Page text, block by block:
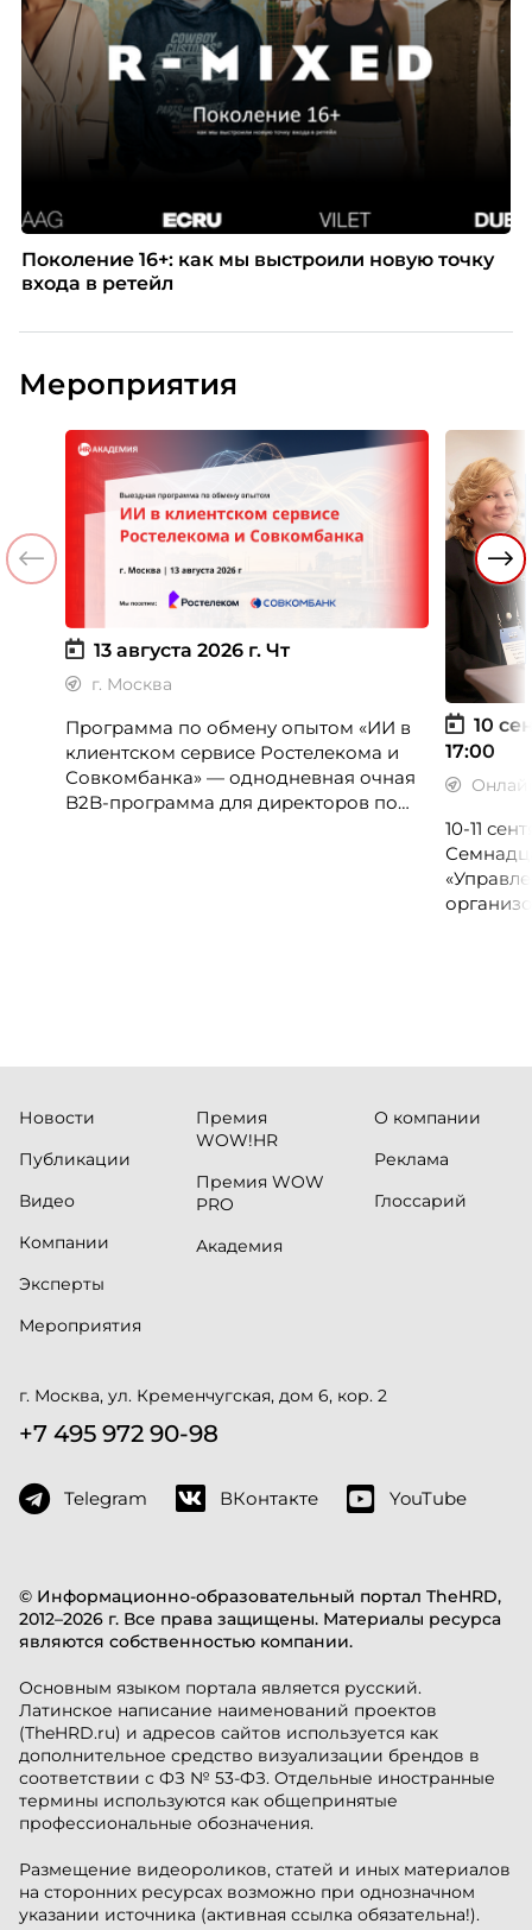
Поколение 16+: как мы выстроили новую точку
входа в ретейл
Мероприятия
13 августа 2026 г. Чт
г. Москва
Программа по обмену опытом «ИИ в
клиентском сервисе Ростелекома и
Совкомбанка» — однодневная очная
B2B-программа для директоров по
10
17:00
10-11
© Информационно-образовательный портал TheHRD,
2012–2026 г. Все права защищены. Материалы ресурса
являются собственностью компании.
Основным языком портала является русский.
Латинское написание наименований проектов
(TheHRD.ru) и адресов сайтов используется как
дополнительное средство визуализации брендов в
соответствии с ФЗ № 53-ФЗ. Отдельные иностранные
термины используются как общепринятые
профессиональные обозначения.
Размещение видеороликов, статей и иных материалов
на сторонних ресурсах возможно при однозначном
указании источника (активная ссылка обязательна!).
Новости
Публикации
Видео
Компании
Эксперты
Мероприятия
Премия
WOW!HR
Премия WOW
PRO
Академия
О компании
Реклама
Глоссарий
г. Москва, ул. Кременчугская, дом 6, кор. 2
+7 495 972 90-98
Telegram ВКонтакте YouTube